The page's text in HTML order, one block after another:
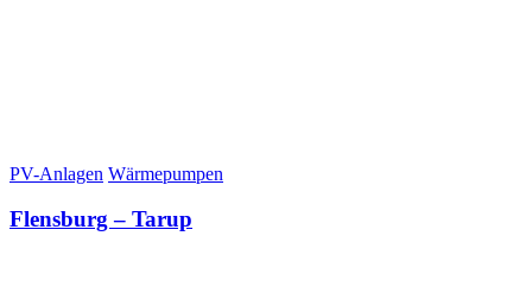
PV-Anlagen Wärmepumpen
Flensburg – Tarup